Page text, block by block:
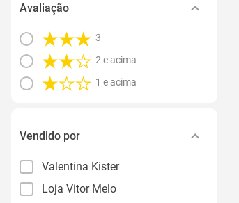
Avaliação
3
2 e acima
1 e acima
Vendido por
Valentina Kister
Loja Vitor Melo